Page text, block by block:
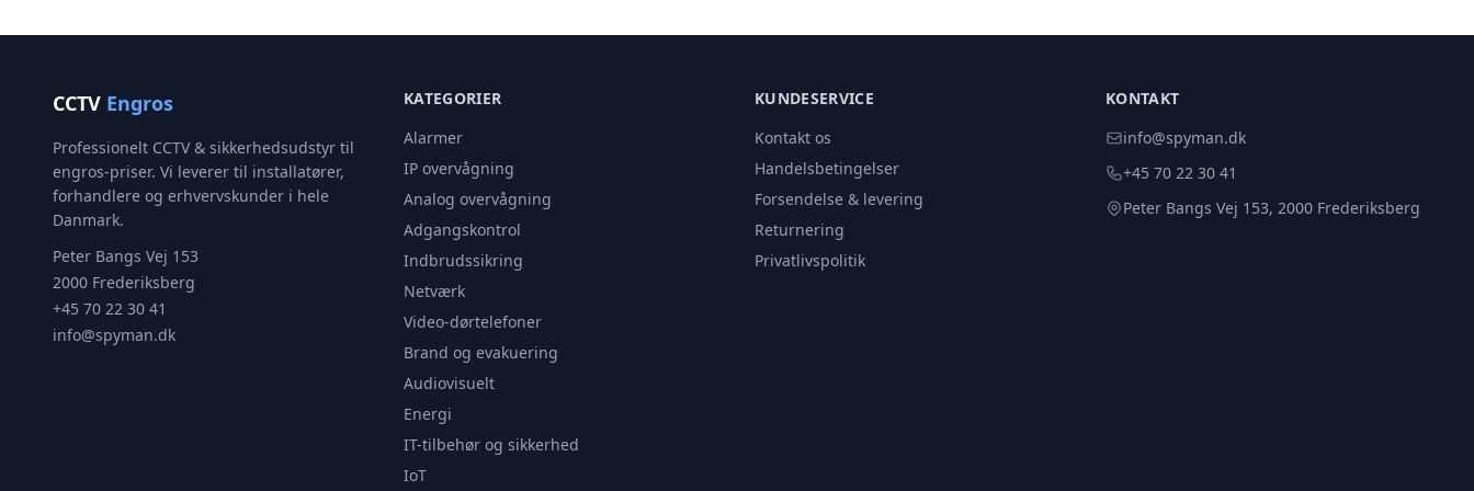
CCTV Engros
Professionelt CCTV & sikkerhedsudstyr til
engros-priser. Vi leverer til installatører,
forhandlere og erhvervskunder i hele
Danmark.
Peter Bangs Vej 153
2000 Frederiksberg
+45 70 22 30 41
info@spyman.dk
KATEGORIER
Alarmer
IP overvågning
Analog overvågning
Adgangskontrol
Indbrudssikring
Netværk
Video-dørtelefoner
Brand og evakuering
Audiovisuelt
Energi
IT-tilbehør og sikkerhed
IoT
KUNDESERVICE
Kontakt os
Handelsbetingelser
Forsendelse & levering
Returnering
Privatlivspolitik
KONTAKT
info@spyman.dk
+45 70 22 30 41
Peter Bangs Vej 153, 2000 Frederiksberg